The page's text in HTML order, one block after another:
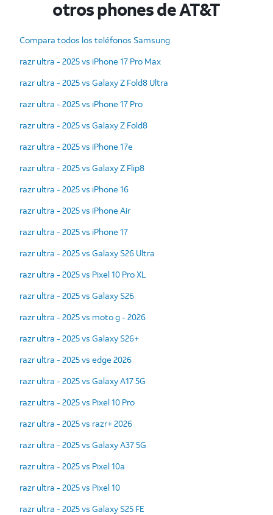
otros phones de AT&T
Compara todos los teléfonos Samsung
razr ultra - 2025 vs iPhone 17 Pro Max
razr ultra - 2025 vs Galaxy Z Fold8 Ultra
razr ultra - 2025 vs iPhone 17 Pro
razr ultra - 2025 vs Galaxy Z Fold8
razr ultra - 2025 vs iPhone 17e
razr ultra - 2025 vs Galaxy Z Flip8
razr ultra - 2025 vs iPhone 16
razr ultra - 2025 vs iPhone Air
razr ultra - 2025 vs iPhone 17
razr ultra - 2025 vs Galaxy S26 Ultra
razr ultra - 2025 vs Pixel 10 Pro XL
razr ultra - 2025 vs Galaxy S26
razr ultra - 2025 vs moto g - 2026
razr ultra - 2025 vs Galaxy S26+
razr ultra - 2025 vs edge 2026
razr ultra - 2025 vs Galaxy A17 5G
razr ultra - 2025 vs Pixel 10 Pro
razr ultra - 2025 vs razr+ 2026
razr ultra - 2025 vs Galaxy A37 5G
razr ultra - 2025 vs Pixel 10a
razr ultra - 2025 vs Pixel 10
razr ultra - 2025 vs Galaxy S25 FE